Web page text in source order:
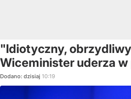
"Idiotyczny,
Wiceminister uderza w
Dodano: dzisiaj 10:19